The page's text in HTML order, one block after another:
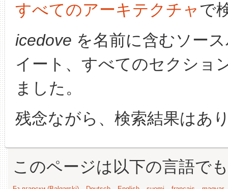
すべてのアーキテクチャで
icedove を名前に含むソー
イート、すべてのセクショ
ました。
残念ながら、検索結果はあ
このページは以下の言語で